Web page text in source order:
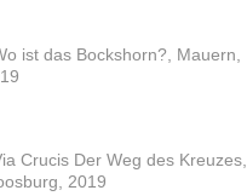
ist das Bockshorn?, Mauern,
Crucis Der Weg des Kreuzes,
2019